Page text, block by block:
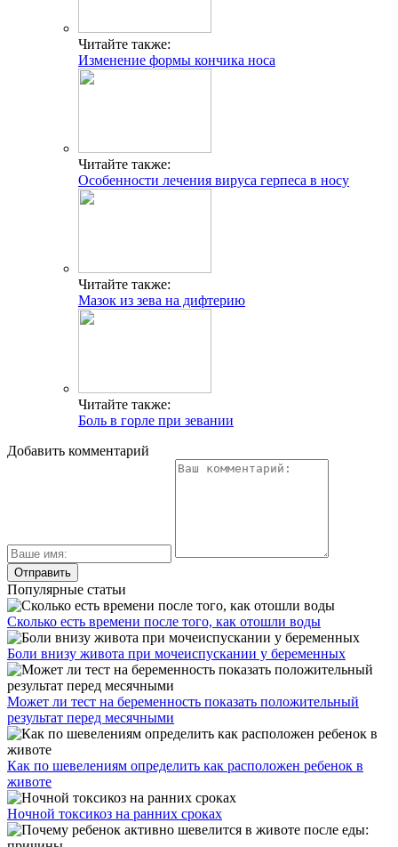
Читайте также:
Изменение формы кончика носа
Читайте также:
Особенности лечения вируса герпеса в носу
Читайте также:
Мазок из зева на дифтерию
Читайте также:
Боль в горле при зевании
Добавить комментарий
Популярные статьи
Сколько есть времени после того, как отошли воды
Боли внизу живота при мочеиспускании у беременных
Может ли тест на беременность показать положительный
результат перед месячными
Как по шевелениям определить как расположен ребенок в
животе
Ночной токсикоз на ранних сроках